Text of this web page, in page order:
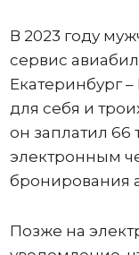
В 2023 году
сервис
Екатеринбург
для себя и
он заплатил 66
электронным
бронирования
Позже на